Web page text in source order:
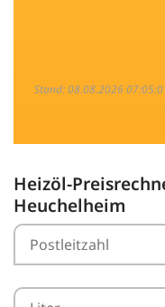
Stand: 08.08.2026
Heizöl-
Heuchelheim